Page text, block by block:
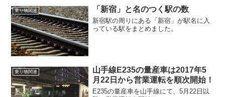
乗り物関連 「新宿」と名のつく駅の数
新宿駅の周りにある「新宿」が駅名に入
っている駅をまとめました。
乗り物関連
山手線E235の量産車は2017年5
月22日から営業運転を順次開始！
E235の量産車を山手線にて、5月22日以